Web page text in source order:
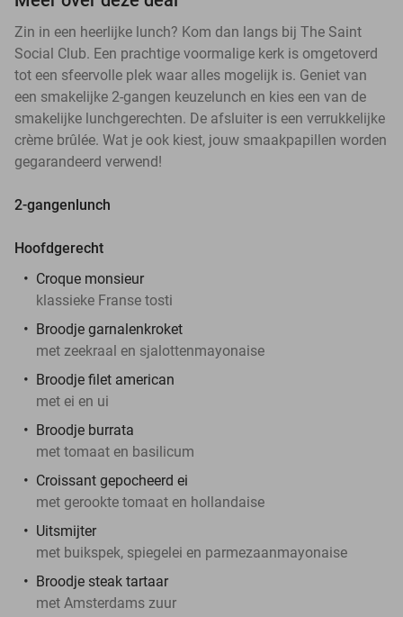
Zin in een heerlijke lunch? Kom dan langs bij The Saint
Social Club. Een prachtige voormalige kerk is omgetoverd
tot een sfeervolle plek waar alles mogelijk is. Geniet van
een smakelijke 2-gangen keuzelunch en kies een van de
smakelijke lunchgerechten. De afsluiter is een verrukkelijke
crème brûlée. Wat je ook kiest, jouw smaakpapillen worden
gegarandeerd verwend!
2-gangenlunch
Hoofdgerecht
Croque monsieur
klassieke Franse tosti
Broodje garnalenkroket
met zeekraal en sjalottenmayonaise
Broodje filet american
met ei en ui
Broodje burrata
met tomaat en basilicum
Croissant gepocheerd ei
met gerookte tomaat en hollandaise
Uitsmijter
met buikspek, spiegelei en parmezaanmayonaise
Broodje steak tartaar
met Amsterdams zuur